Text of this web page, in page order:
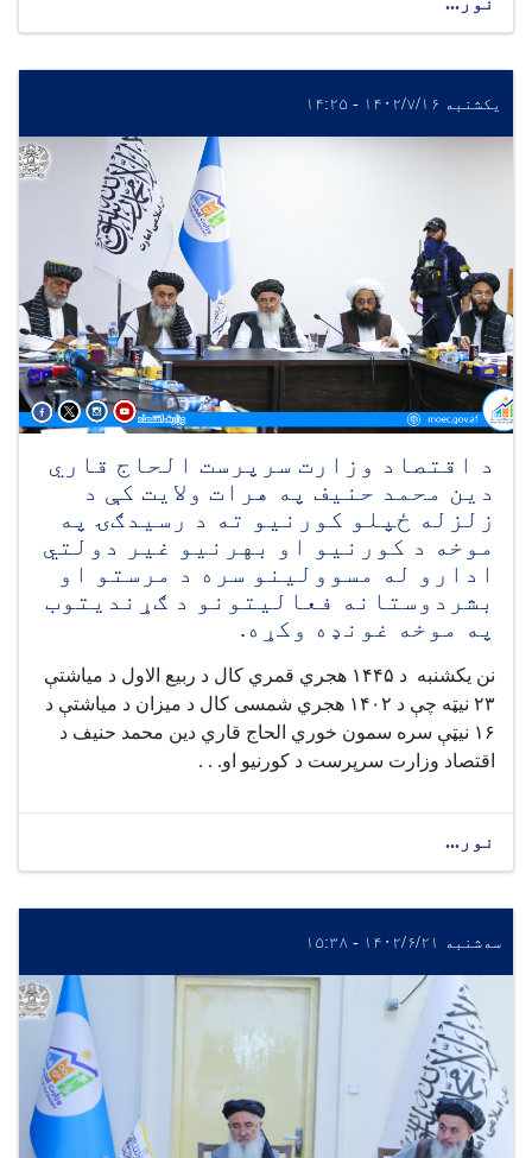
یکشنبه ۱۴۰۲/۷/۱۶ - ۱۴:۲۵
د اقتصاد وزارت سرپرست الحاج قاري
دین محمد حنیف په هرات ولایت کې د
زلزله ځپلو کورنیو ته د رسیدګۍ په
موخه د کورنیو او بهرنیو غیر دولتي
ادارو له مسوولینو سره د مرستو او
بشردوستانه فعالیتونو د ګړندیتوب
په موخه غونډه وکړه.
نن یکشنبه
د ۱۴۴۵ هجري قمري کال د ربیع الاول د میاشتې
۲۳ نیټه چې د ۱۴۰۲ هجري شمسی کال د میزان د میاشتې د
۱۶ نیټې سره سمون خوري الحاج قاري دین محمد حنیف د
اقتصاد وزارت سرپرست د کورنیو او. . .
نور...
سه‌شنبه ۱۴۰۲/۶/۲۱ - ۱۵:۳۸